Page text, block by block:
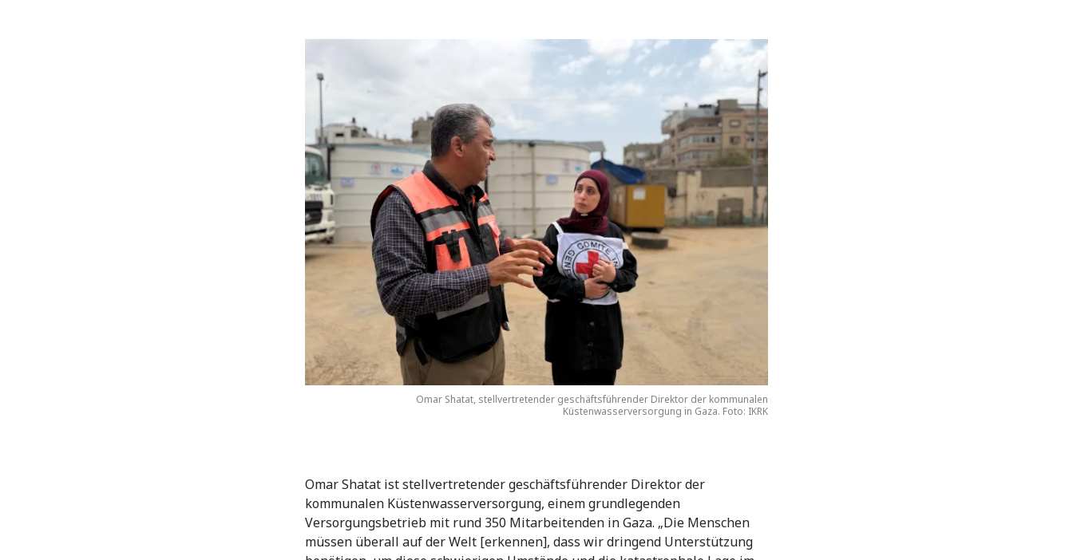
Omar Shatat, stellvertretender geschäftsführender Direktor der kommunalen
Küstenwasserversorgung in Gaza. Foto: IKRK
Omar Shatat ist stellvertretender geschäftsführender Direktor der
kommunalen Küstenwasserversorgung, einem grundlegenden
Versorgungsbetrieb mit rund 350 Mitarbeitenden in Gaza. „Die Menschen
müssen überall auf der Welt [erkennen], dass wir dringend Unterstützung